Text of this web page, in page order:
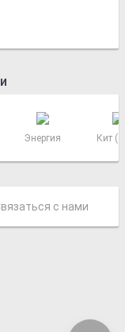
Энергия Кит
с нами